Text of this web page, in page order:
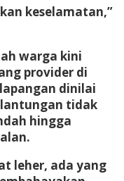
keselamatan,”
warga kini
provider di
dinilai
tidak
hingga
leher, ada yang